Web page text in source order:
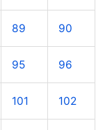
89 90
95 96
101 102